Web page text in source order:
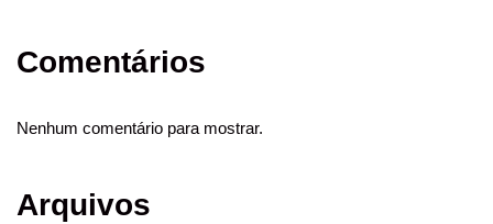
Comentários
Nenhum comentário para mostrar.
Arquivos